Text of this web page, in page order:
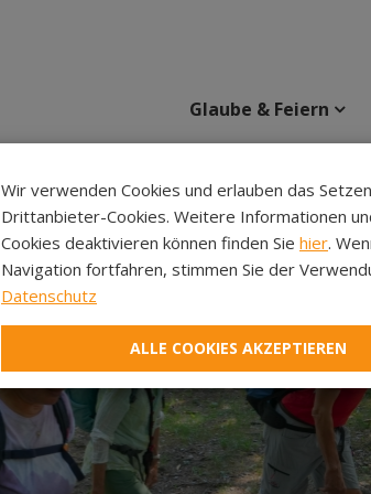
Glaube & Feiern
Wir verwenden Cookies und erlauben das
Drittanbieter-Cookies. Weitere Informationen
Cookies deaktivieren können finden Sie hier.
Navigation fortfahren, stimmen Sie der
Datenschutz
ALLE COOKIES AKZEPTIEREN